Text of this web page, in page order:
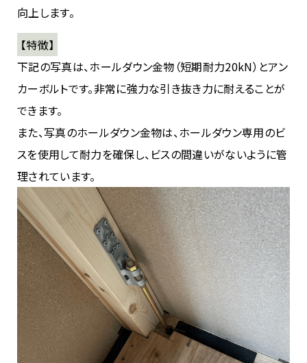
向上します。
【特徴】
下記の写真は、ホールダウン金物（短期耐力20kN）とアン
カーボルトです。非常に強力な引き抜き力に耐えることが
できます。
また、写真のホールダウン金物は、ホールダウン専用のビ
スを使用して耐力を確保し、ビスの間違いがないように管
理されています。